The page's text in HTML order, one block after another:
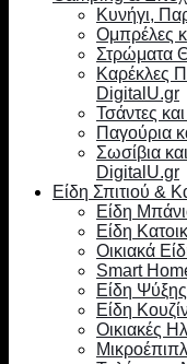
Κυνήγι,
Ομπρέλες
Στρώματα
Καρέκλες
DigitalU.gr
Τσάντες
Παγούρια
Σωσίβια
DigitalU.gr
Είδη Σπιτιού &
Είδη
Είδη
Οικιακά
Smart
Είδη
Είδη
Οικιακές